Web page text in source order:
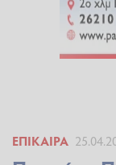
ΕΠΊΚΑΙΡΑ